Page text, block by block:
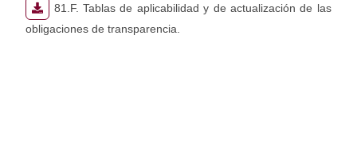
81.F. Tablas de aplicabilidad y de actualización de las
obligaciones de transparencia.